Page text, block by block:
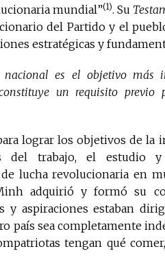
mundial”(1). Su
del Partido y el
estratégicas y
es el objetivo más
un requisito previo
lograr los objetivos de la
del trabajo, el estudio y
lucha revolucionaria en
adquirió y formó su
y aspiraciones estaban
país sea completamente
tengan qué